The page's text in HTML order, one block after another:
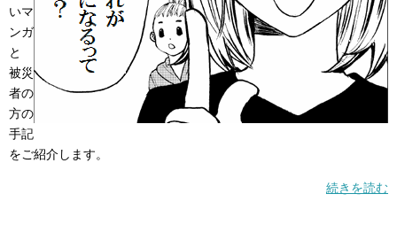
いマ
ンガ
と
被災
者の
方の
手記
をご紹介します。
続きを読む